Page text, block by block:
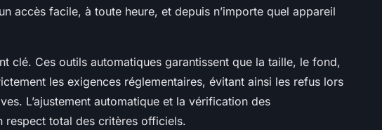
accès facile, à toute heure, et depuis n’importe quel appareil
clé. Ces outils automatiques garantissent que la taille, le fond,
les exigences réglementaires, évitant ainsi les refus lors
L’ajustement automatique et la vérification des
respect total des critères officiels.